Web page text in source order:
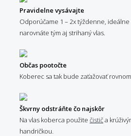
Pravidelne vysávajte
Odporúčame 1 – 2x týždenne,
narovnáte tým aj strihaný vlas.
Občas pootočte
Koberec sa tak bude zaťažovať
Škvrny odstráňte čo najskôr
Na vlas koberca použite čističa
handričkou.